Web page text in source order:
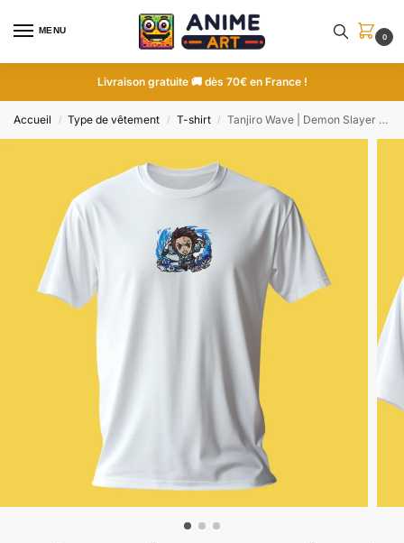
MENU
0
Livraison gratuite 🚚 dès 70€ en France !
Accueil / Type de vêtement / T-shirt / Tanjiro Wave | Demon Slayer | T-shirt brodé